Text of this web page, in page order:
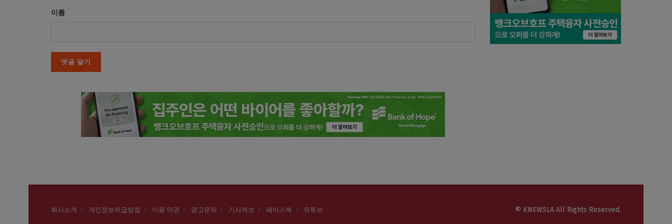
이름
회사소개 개인정보취급방침 이용 약관 광고문의 기사제보 페이스북 유튜브 © KNEWSLA All Rights Reserved.